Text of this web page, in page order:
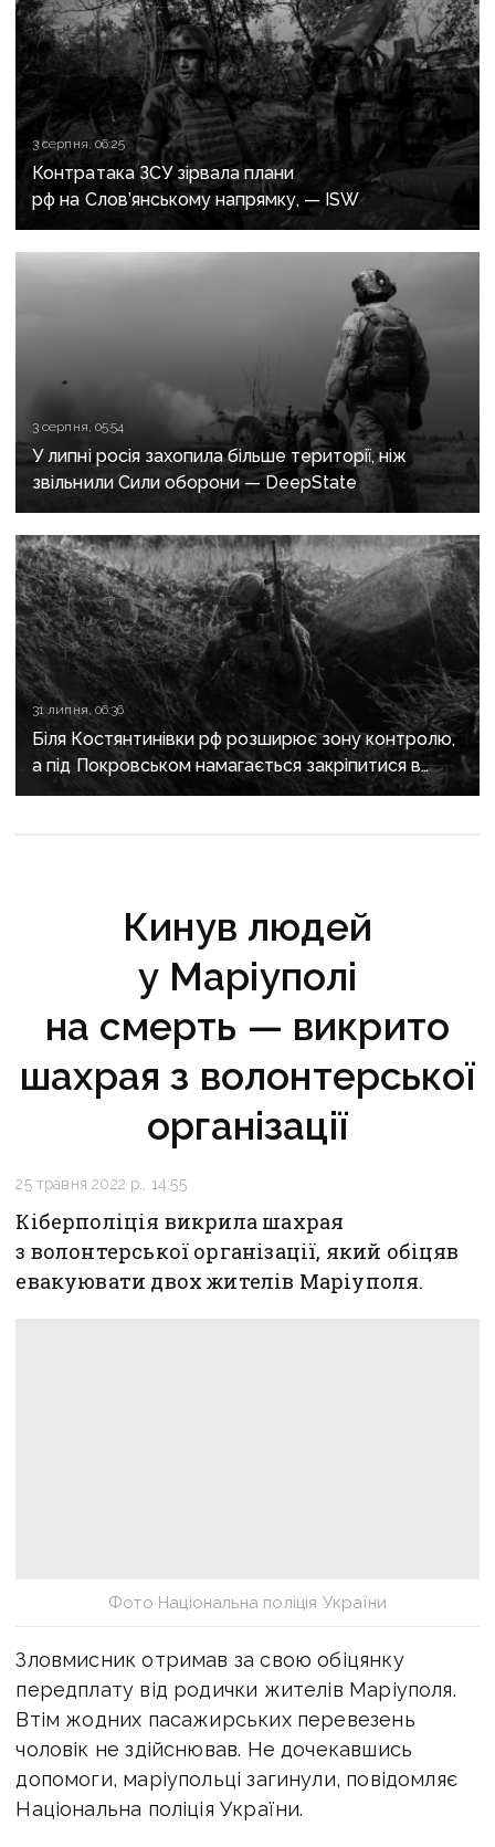
3 серпня, 06:25
Контратака ЗСУ зірвала плани
рф на Слов’янському напрямку, — ISW
3 серпня, 05:54
У липні росія захопила більше території, ніж
звільнили Сили оборони — DeepState
31 липня, 06:36
Біля Костянтинівки рф розширює зону контролю,
а під Покровськом намагається закріпитися в
Білицькому
Кинув людей
у Маріуполі
на смерть — викрито
шахрая з волонтерської
організації
25 травня 2022 р., 14:55
Кіберполіція викрила шахрая
з волонтерської організації, який обіцяв
евакуювати двох жителів Маріуполя.
Фото Національна поліція України
Зловмисник отримав за свою обіцянку
передплату від родички жителів Маріуполя.
Втім жодних пасажирських перевезень
чоловік не здійснював. Не дочекавшись
допомоги, маріупольці загинули, повідомляє
Національна поліція України.